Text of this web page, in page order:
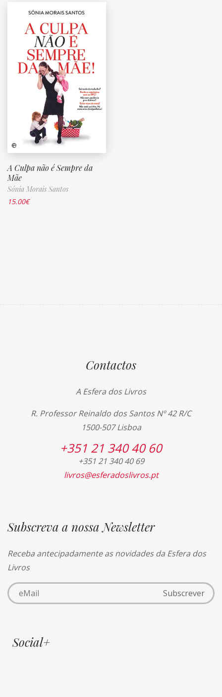
A Culpa não é Sempre da
Mãe
Sónia Morais Santos
15.00€
Contactos
A Esfera dos Livros
R. Professor Reinaldo dos Santos Nº 42 R/C
1500-507 Lisboa
+351 21 340 40 60
+351 21 340 40 69
livros@esferadoslivros.pt
Subscreva a nossa Newsletter
Receba antecipadamente as novidades da Esfera dos
Livros
Social+